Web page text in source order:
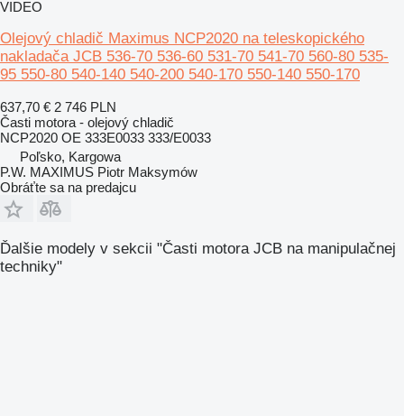
VIDEO
Olejový chladič Maximus NCP2020 na teleskopického
nakladača JCB 536-70 536-60 531-70 541-70 560-80 535-
95 550-80 540-140 540-200 540-170 550-140 550-170
637,70 € 2 746 PLN
Časti motora - olejový chladič
NCP2020 OE 333E0033 333/E0033
Poľsko, Kargowa
P.W. MAXIMUS Piotr Maksymów
Obráťte sa na predajcu
Ďalšie modely v sekcii "Časti motora JCB na manipulačnej
techniky"